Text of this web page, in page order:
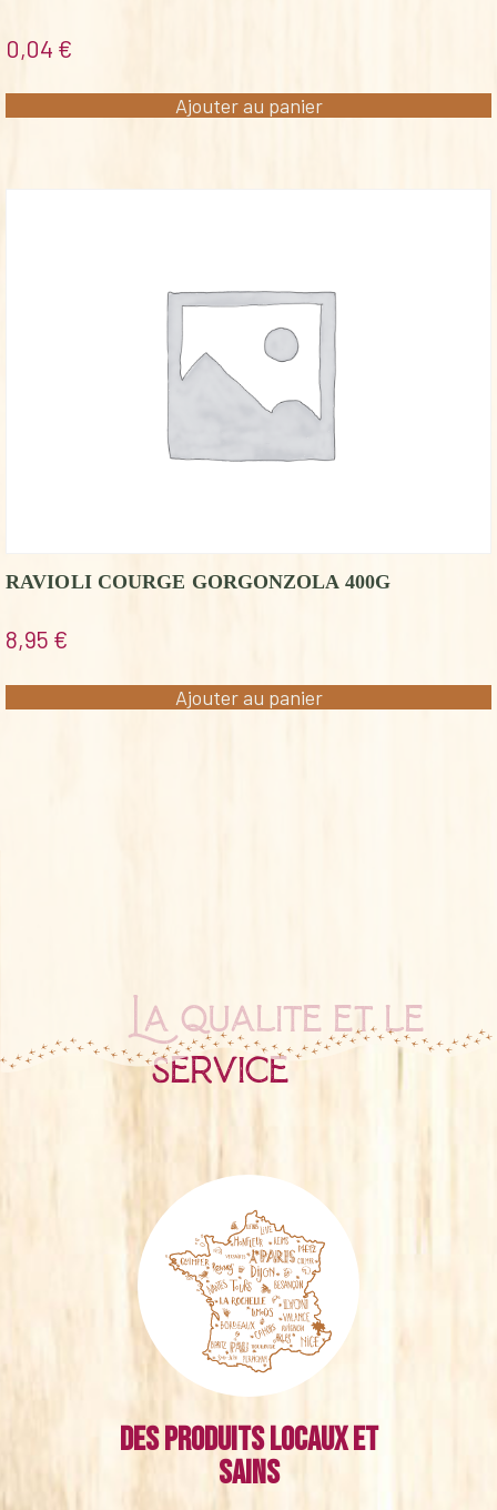
0,04 €
Ajouter au panier
RAVIOLI COURGE GORGONZOLA 400G
8,95 €
Ajouter au panier
La qualité et le
service
Des produits locaux et
sains